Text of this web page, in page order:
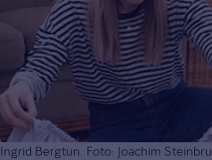
Ingrid Bergtun. Foto: Joachim Steinbru